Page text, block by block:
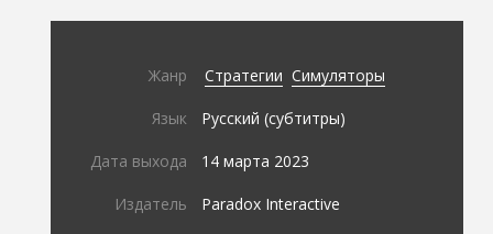
Жанр Стратегии Симуляторы
Язык Русский (субтитры)
Дата выхода 14 марта 2023
Издатель Paradox Interactive